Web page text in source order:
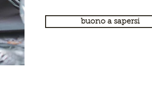
buono a sapersi